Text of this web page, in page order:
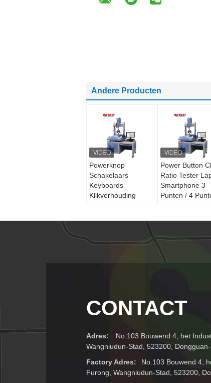
Andere Producten
Powerknop
Schakelaars
Keyboards
Klikverhouding
Compressie En Buig
Power Button
Ratio Tester
Smartphone 3
Punten / 4
CONTACT
Adres:
No.103 Bouwend 4, het
Wangniudun-Stad, 523200,
Factory Adres:
No.103 Bouwend 4,
Furong, Wangniudun-Stad, 523200,